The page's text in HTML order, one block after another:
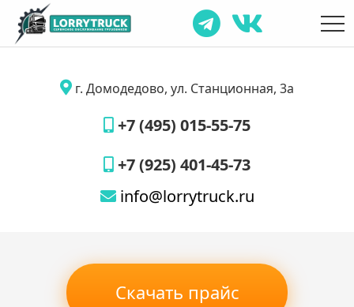
г. Домодедово, ул. Станционная, 3а
+7 (495) 015-55-75
+7 (925) 401-45-73
info@lorrytruck.ru
Скачать прайс